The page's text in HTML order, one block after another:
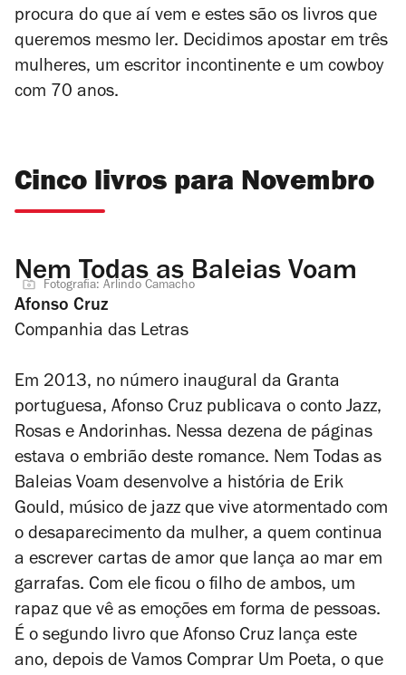
procura do que aí vem e estes são os livros que
queremos mesmo ler. Decidimos apostar em três
mulheres, um escritor incontinente e um cowboy
com 70 anos.
Cinco livros para Novembro
Nem Todas as Baleias Voam
Fotografia: Arlindo Camacho
Afonso Cruz
Companhia das Letras
Em 2013, no número inaugural da Granta
portuguesa, Afonso Cruz publicava o conto Jazz,
Rosas e Andorinhas. Nessa dezena de páginas
estava o embrião deste romance. Nem Todas as
Baleias Voam desenvolve a história de Erik
Gould, músico de jazz que vive atormentado com
o desaparecimento da mulher, a quem continua
a escrever cartas de amor que lança ao mar em
garrafas. Com ele ficou o filho de ambos, um
rapaz que vê as emoções em forma de pessoas.
É o segundo livro que Afonso Cruz lança este
ano, depois de Vamos Comprar Um Poeta, o que